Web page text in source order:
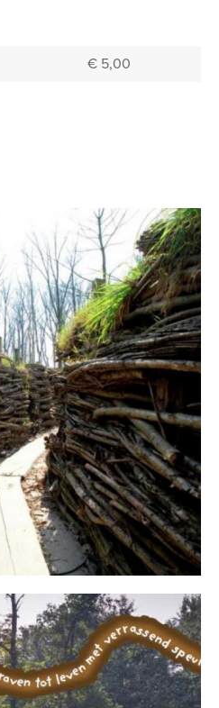
€ 5,00